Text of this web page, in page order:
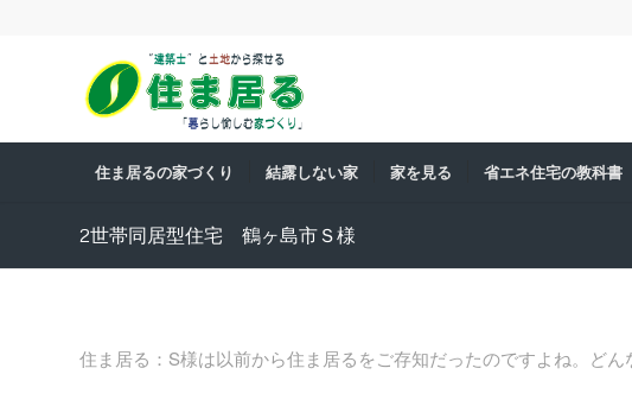
住ま居るの家づくり 結露しない家 家を見る 省エネ住宅の教科書
2世帯同居型住宅 鶴ヶ島市Ｓ様
住ま居る：S様は以前から住ま居るをご存知だったのですよね。ど